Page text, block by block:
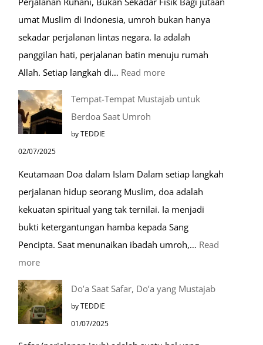
umat Muslim di Indonesia, umroh bukan hanya
sekadar perjalanan lintas negara. Ia adalah
panggilan hati, perjalanan batin menuju rumah
Allah. Setiap langkah di… Read more:
Paket
Umroh
Dengan
Kereta
Cepat
Tempat-Tempat Mustajab untuk
Berdoa Saat Umroh
by TEDDIE
02/07/2025
Keutamaan Doa dalam Islam Dalam setiap langkah
perjalanan hidup seorang Muslim, doa adalah
kekuatan spiritual yang tak ternilai. Ia menjadi
bukti ketergantungan hamba kepada Sang
Pencipta. Saat menunaikan ibadah umroh,… Read
more:
Tempat-
Tempat
Mustajab
Do’a Saat Safar, Do’a yang Mustajab
by TEDDIE
01/07/2025